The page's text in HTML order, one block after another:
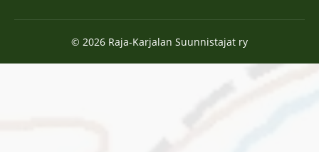
© 2026 Raja-Karjalan Suunnistajat ry